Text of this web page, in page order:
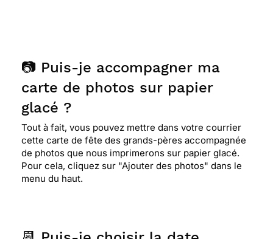
📷 Puis-je accompagner ma
carte de photos sur papier
glacé ?
Tout à fait, vous pouvez mettre dans votre courrier
cette carte de fête des grands-pères accompagnée
de photos que nous imprimerons sur papier glacé.
Pour cela, cliquez sur "Ajouter des photos" dans le
menu du haut.